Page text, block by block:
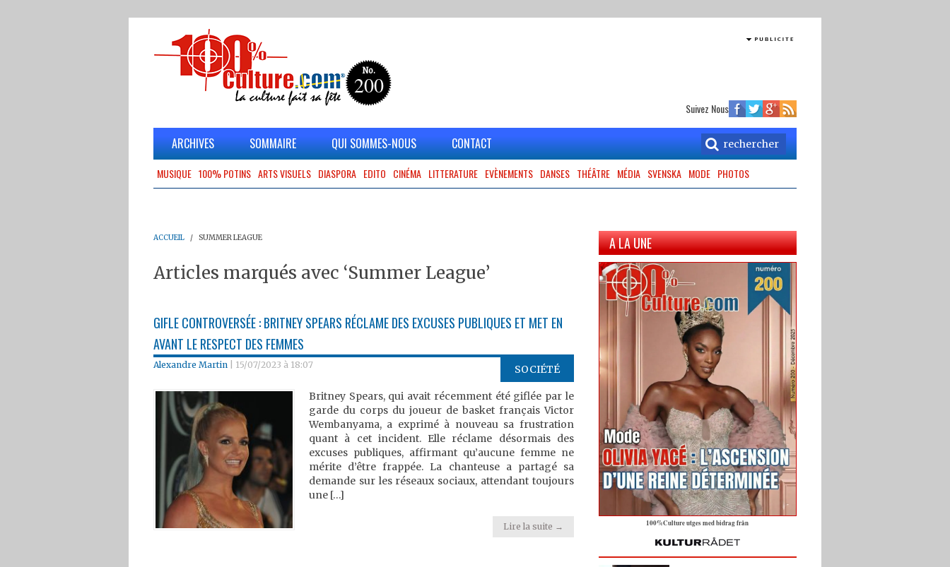
No.
200
Suivez Nous
ARCHIVES SOMMAIRE QUI SOMMES-NOUS CONTACT
MUSIQUE 100% POTINS ARTS VISUELS DIASPORA EDITO CINÉMA LITTERATURE EVÈNEMENTS DANSES THÉÂTRE MÉDIA SVENSKA MODE PHOTOS
ACCUEIL SUMMER LEAGUE
Articles marqués avec ‘Summer League’
GIFLE CONTROVERSÉE : BRITNEY SPEARS RÉCLAME DES EXCUSES PUBLIQUES ET MET EN
AVANT LE RESPECT DES FEMMES
Alexandre Martin 15/07/2023 à 18:07 SOCIÉTÉ
Britney Spears, qui avait récemment été giflée par le
garde du corps du joueur de basket français Victor
Wembanyama, a exprimé à nouveau sa frustration
quant à cet incident. Elle réclame désormais des
excuses publiques, affirmant qu’aucune femme ne
mérite d’être frappée. La chanteuse a partagé sa
demande sur les réseaux sociaux, attendant toujours
une […]
Lire la suite →
A LA UNE
100%Culture utges med bidrag från